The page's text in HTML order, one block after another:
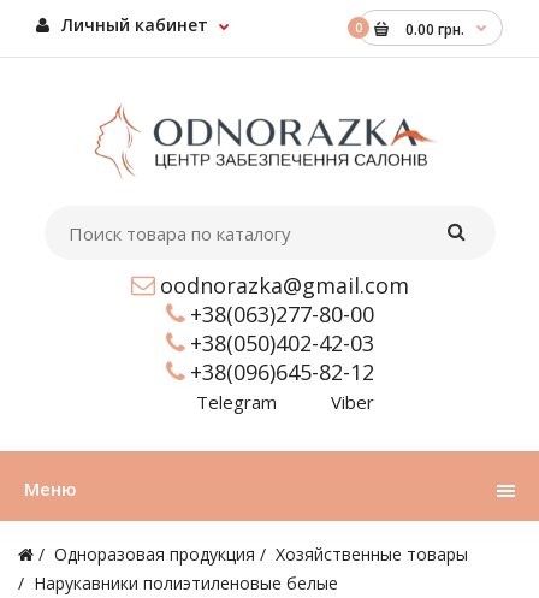
0 0.00 грн.
Личный кабинет
oodnorazka@gmail.com
+38(063)277-80-00
+38(050)402-42-03
+38(096)645-82-12
Telegram Viber
Меню
Одноразовая продукция
Хозяйственные товары
Нарукавники полиэтиленовые белые